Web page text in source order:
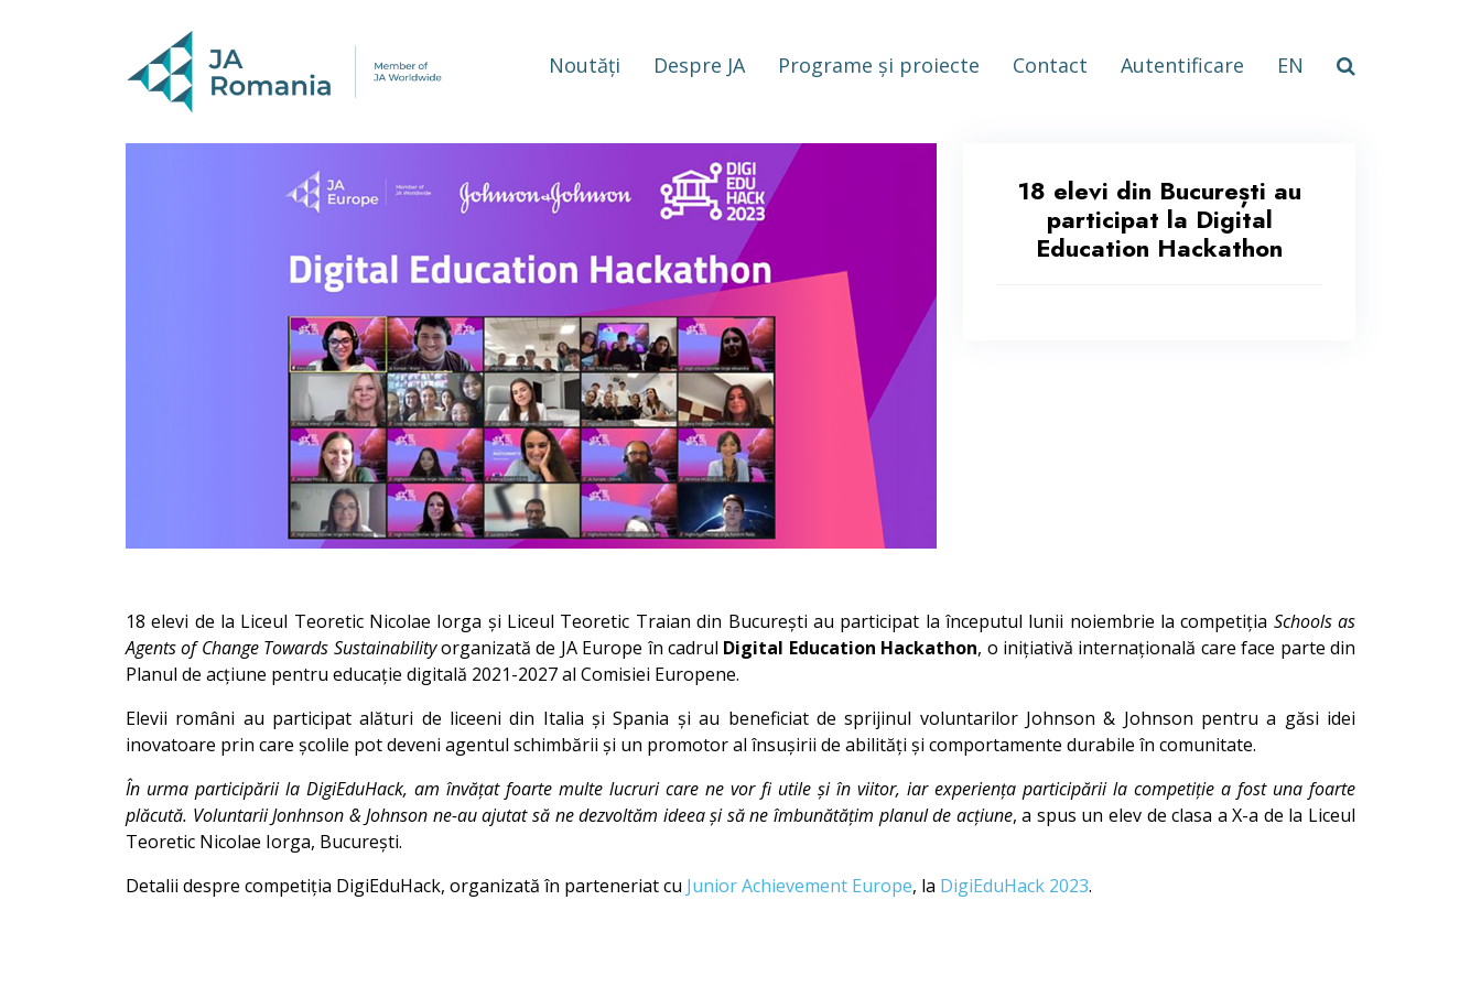
Noutăți Despre JA Programe și proiecte Contact Autentificare EN
18 elevi din București au
participat la Digital
Education Hackathon
18 elevi de la Liceul Teoretic Nicolae Iorga și Liceul Teoretic Traian din București au participat la începutul lunii noiembrie la competiția Schools as
Agents of Change Towards Sustainabilityorganizată de JA Europe în cadrul Digital Education Hackathon, o inițiativă internațională care face parte din
Planul de acțiune pentru educație digitală 2021-2027 al Comisiei Europene.
Elevii români au participat alături de liceeni din Italia și Spania și au beneficiat de sprijinul voluntarilor Johnson & Johnson pentru a găsi idei
inovatoare prin care școlile pot deveni agentul schimbării și un promotor al însușirii de abilități și comportamente durabile în comunitate.
În urma participării la DigiEduHack, am învățat foarte multe lucruri care ne vor fi utile și în viitor, iar experiența participării la competiție a fost una foarte
plăcută. Voluntarii Jonhnson & Johnson ne-au ajutat să ne dezvoltăm ideea și să ne îmbunătățim planul de acțiune, a spus un elev de clasa a X-a de la Liceul
Teoretic Nicolae Iorga, București.
Detalii despre competiția DigiEduHack, organizată în parteneriat cu Junior Achievement Europe, la DigiEduHack 2023.